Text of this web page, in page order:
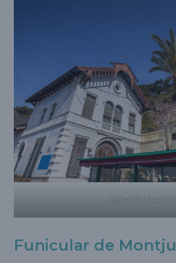
Estación del
Funicular de